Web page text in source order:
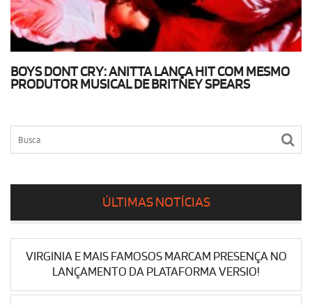
BOYS DONT CRY: ANITTA LANÇA HIT COM MESMO
PRODUTOR MUSICAL DE BRITNEY SPEARS
ÚLTIMAS NOTÍCIAS
VIRGINIA E MAIS FAMOSOS MARCAM PRESENÇA NO
LANÇAMENTO DA PLATAFORMA VERSIO!